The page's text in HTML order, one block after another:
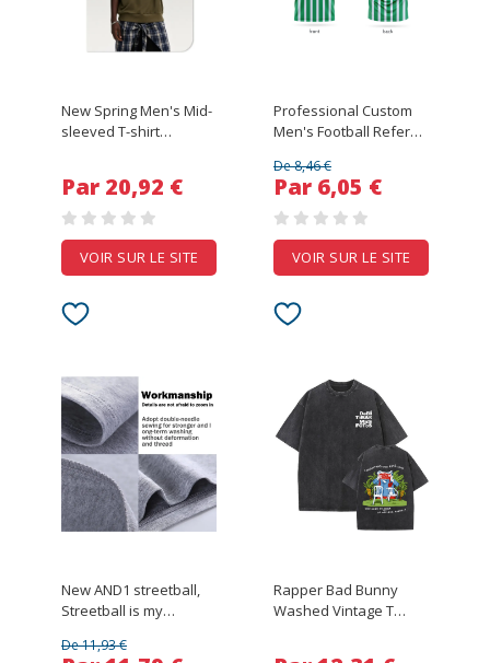
New Spring Men's Mid-
sleeved T-shirt
Loose Pure Cotton Top
Fashionable and
Par 20,92 €
VOIR SUR LE SITE
Professional Custom
Men's Football Referee
Jersey Short-Sleeved
Sports Top 2xs-6xl
De 8,46 €
Par 6,05 €
VOIR SUR LE SITE
New AND1 streetball,
Streetball is my
Hotsauce ,street
De 11,93 €
Rapper Bad Bunny
Washed Vintage T